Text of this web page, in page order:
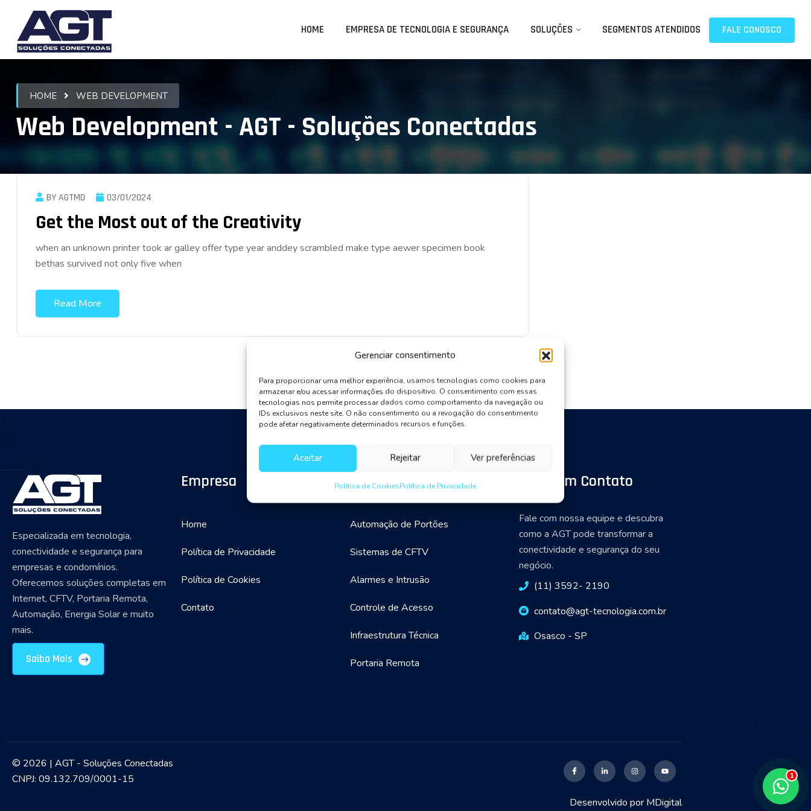
Gerenciar consentimento
Para proporcionar uma melhor experiência, usamos tecnologias como cookies para
armazenar e/ou acessar informações do dispositivo. O consentimento com essas
tecnologias nos permite processar dados como comportamento da navegação ou
IDs exclusivos neste site. O não consentimento ou a revogação do consentimento
pode afetar negativamente determinados recursos e funções.
Aceitar Rejeitar Ver preferências
Política de CookiesPolítica de Privacidade
HOME EMPRESA DE TECNOLOGIA E SEGURANÇA SOLUÇÕES SEGMENTOS ATENDIDOS FALE CONOSCO
HOME WEB DEVELOPMENT
Web Development - AGT - Soluções Conectadas
BY AGTMD 03/01/2024
Get the Most out of the Creativity
when an unknown printer took ar galley offer type year anddey scrambled make type aewer specimen book
bethas survived not only five when
Read More
Especializada em tecnologia,
conectividade e segurança para
empresas e condomínios.
Oferecemos soluções completas em
Internet, CFTV, Portaria Remota,
Automação, Energia Solar e muito
mais.
Saiba Mais
Empresa
Home
Política de Privacidade
Política de Cookies
Contato
Nossas soluções
Automação de Portões
Sistemas de CFTV
Alarmes e Intrusão
Controle de Acesso
Infraestrutura Técnica
Portaria Remota
Entre em Contato
Fale com nossa equipe e descubra
como a AGT pode transformar a
conectividade e segurança do seu
negócio.
(11) 3592- 2190
contato@agt-tecnologia.com.br
Osasco - SP
© 2026 | AGT - Soluções Conectadas
CNPJ: 09.132.709/0001-15
Desenvolvido por MDigital